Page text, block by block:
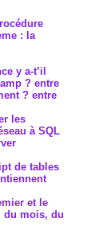
: la
y a-t’il
? entre
? entre
les
à SQL
de tables
et le
du mois, du